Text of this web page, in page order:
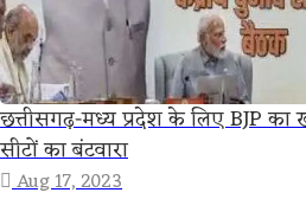
छत्तीसगढ़-मध्य प्रदेश के लिए BJP का
सीटों का बंटवारा
Aug 17, 2023